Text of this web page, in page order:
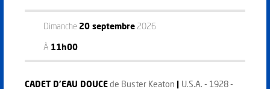
Dimanche 20 septembre 2026
À 11h00
CADET D'EAU DOUCEde Buster Keaton | U.S.A. - 1928 -